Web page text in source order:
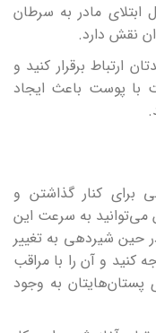
مادر به سرطان
نقش دارد.
ارتباط برقرار کنید و
با پوست باعث ایجاد
برای کنار گذاشتن و
به سرعت این
حین شیردهی به تغییر
کنید و آن را با مراقب
پستان‌هایتان به وجود